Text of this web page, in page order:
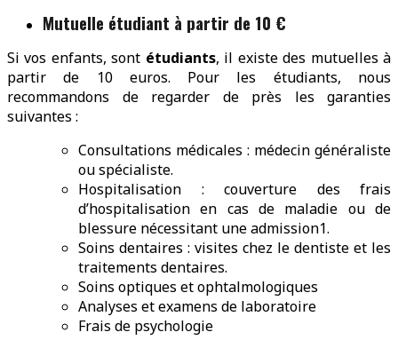
Mutuelle étudiant à partir de 10 €
Si vos enfants, sont étudiants, il existe des mutuelles à
partir de 10 euros. Pour les étudiants, nous
recommandons de regarder de près les garanties
suivantes :
Consultations médicales : médecin généraliste
ou spécialiste.
Hospitalisation : couverture des frais
d’hospitalisation en cas de maladie ou de
blessure nécessitant une admission1.
Soins dentaires : visites chez le dentiste et les
traitements dentaires.
Soins optiques et ophtalmologiques
Analyses et examens de laboratoire
Frais de psychologie